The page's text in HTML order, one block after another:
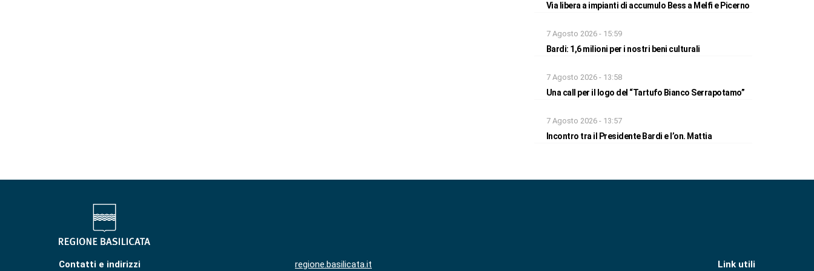
Via libera a impianti di accumulo Bess a Melfi e Picerno
7 Agosto 2026 - 15:59
Bardi: 1,6 milioni per i nostri beni culturali
7 Agosto 2026 - 13:58
Una call per il logo del “Tartufo Bianco Serrapotamo”
7 Agosto 2026 - 13:57
Incontro tra il Presidente Bardi e l’on. Mattia
Contatti e indirizzi regione.basilicata.it Link utili